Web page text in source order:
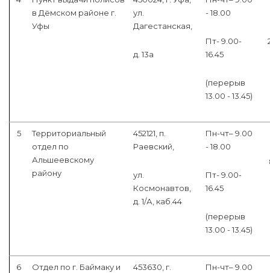
в Дёмском районе г.
Уфы
ул.
Дагестанская,
д. 13а
- 18.00
Пт- 9.00-
16.45
(перерыв
13.00 - 13.45)
5
Территориальный
отдел по
Альшеевскому
району
452121, п.
Раевский,
ул.
Космонавтов,
д. 1/А, каб.44
Пн-чт– 9.00
- 18.00
Пт- 9.00-
16.45
(перерыв
13.00 - 13.45)
6
Отдел по г. Баймаку и
453630, г.
Пн-чт– 9.00